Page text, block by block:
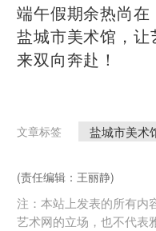
端午假期余热尚
盐城市美术馆，
来双向奔赴！
文章标签 盐城市美术
(责任编辑：王丽静)
注：本站上发表的所有内
艺术网的立场，也不代表